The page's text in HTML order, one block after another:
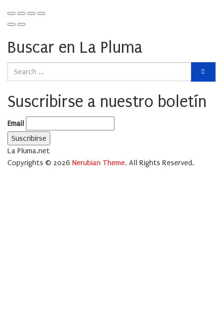
Buscar en La Pluma
Suscribirse a nuestro boletín
Email
La Pluma.net
Copyrights © 2026 Nerubian Theme. All Rights Reserved.